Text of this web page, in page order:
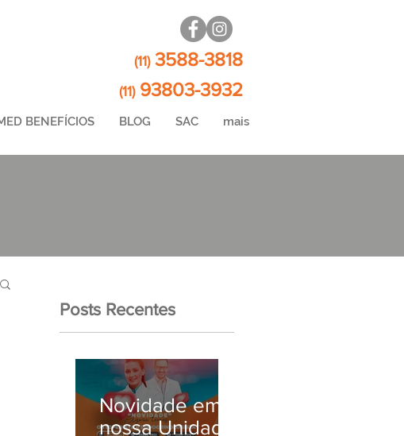
BENEFÍCIOS BLOG SAC mais
(11)3588-3818
(11)93803-3932
Posts Recentes
Novidade em
nossa Unidade